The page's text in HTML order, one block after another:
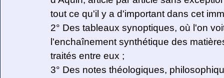
tout ce qu'il y a d'important dans cet
2° Des tableaux synoptiques, où l'on
l'enchaînement synthétique des
traités entre eux ;
3° Des notes théologiques,